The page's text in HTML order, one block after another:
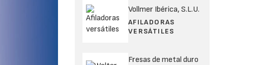
Vollmer Ibérica, S.L.U.
AFILADORAS
VERSÁTILES
Fresas de metal duro